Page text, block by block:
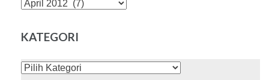
KATEGORI
KATEGORI